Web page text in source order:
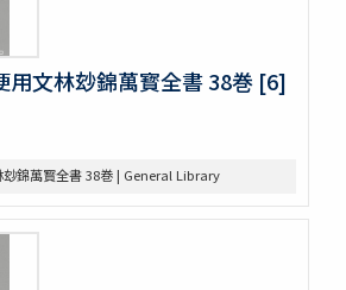
川氏藏文書
巻
用文林玅錦萬寳全書 38巻 [6]
錦萬寳全書 38巻 | General Library